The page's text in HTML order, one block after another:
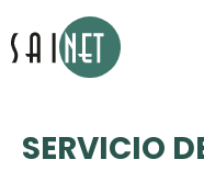
SERVICIO